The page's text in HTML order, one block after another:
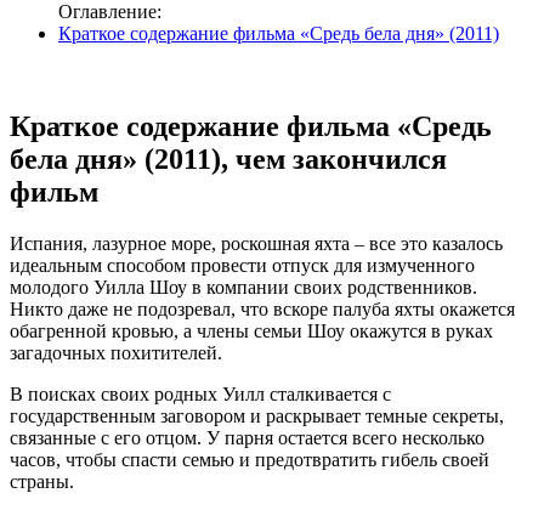
Оглавление:
Краткое содержание фильма «Средь бела дня» (2011)
Краткое содержание фильма «Средь
бела дня» (2011), чем закончился
фильм
Испания, лазурное море, роскошная яхта – все это казалось
идеальным способом провести отпуск для измученного
молодого Уилла Шоу в компании своих родственников.
Никто даже не подозревал, что вскоре палуба яхты окажется
обагренной кровью, а члены семьи Шоу окажутся в руках
загадочных похитителей.
В поисках своих родных Уилл сталкивается с
государственным заговором и раскрывает темные секреты,
связанные с его отцом. У парня остается всего несколько
часов, чтобы спасти семью и предотвратить гибель своей
страны.